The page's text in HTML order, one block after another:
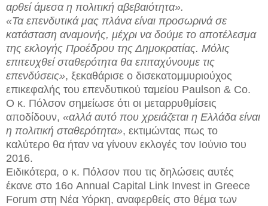
αρθεί άμεσα η πολιτική αβεβαιότητα».
«Τα επενδυτικά μας πλάνα είναι προσωρινά σε
κατάσταση αναμονής, μέχρι να δούμε το αποτέλεσμα
της εκλογής Προέδρου της Δημοκρατίας. Μόλις
επιτευχθεί σταθερότητα θα επιταχύνουμε τις
επενδύσεις», ξεκαθάρισε ο δισεκατομμυριούχος
επικεφαλής του επενδυτικού ταμείου Paulson & Co.
Ο κ. Πόλσον σημείωσε ότι οι μεταρρυθμίσεις
αποδίδουν, «αλλά αυτό που χρειάζεται η Ελλάδα είναι
η πολιτική σταθερότητα», εκτιμώντας πως το
καλύτερο θα ήταν να γίνουν εκλογές τον Ιούνιο του
2016.
Ειδικότερα, ο κ. Πόλσον που τις δηλώσεις αυτές
έκανε στο 16ο Annual Capital Link Invest in Greece
Forum στη Νέα Υόρκη, αναφερθείς στο θέμα των